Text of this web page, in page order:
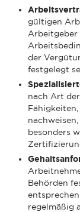
gültigen
Arbeitgeber
der
festgelegt
nach Art
besonders
Behörden
regelmäßig